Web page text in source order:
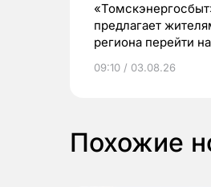
предлагает
региона перейти на
выиграть призы
09:10 / 03.08.26
Похожие